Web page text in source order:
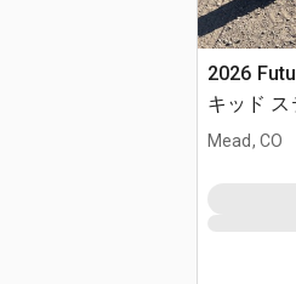
2026
キッド
(Unused)
Mead, CO